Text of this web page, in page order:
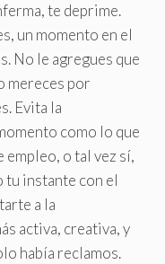
te deprime.
un momento en el
No le agregues que
mereces por
Evita la
como lo que
empleo, o tal vez sí,
tu instante con el
a la
activa, creativa, y
había reclamos.